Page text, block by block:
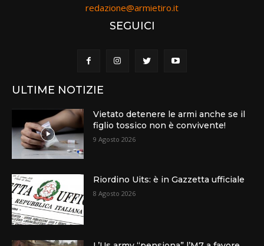
redazione@armietiro.it
SEGUICI
ULTIME NOTIZIE
Vietato detenere le armi anche se il
figlio tossico non è convivente!
9 Agosto 2026
Riordino Uits: è in Gazzetta ufficiale
8 Agosto 2026